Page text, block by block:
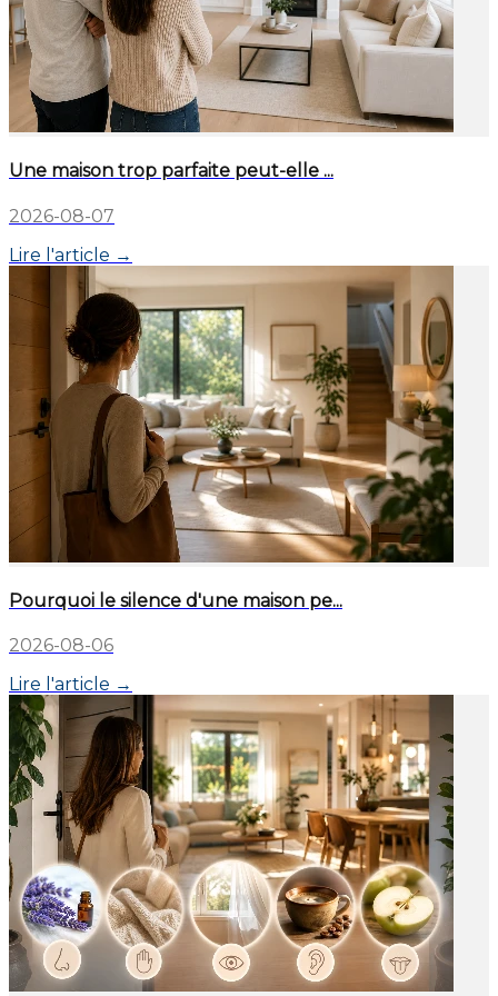
Une maison trop parfaite peut-elle ...
2026-08-07
Lire l'article →
Pourquoi le silence d'une maison pe...
2026-08-06
Lire l'article →